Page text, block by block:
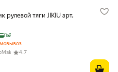
рулевой тяги JIKIU арт.
Яндекс Пэй 1872 ₽ вместо
Пэй
4.7